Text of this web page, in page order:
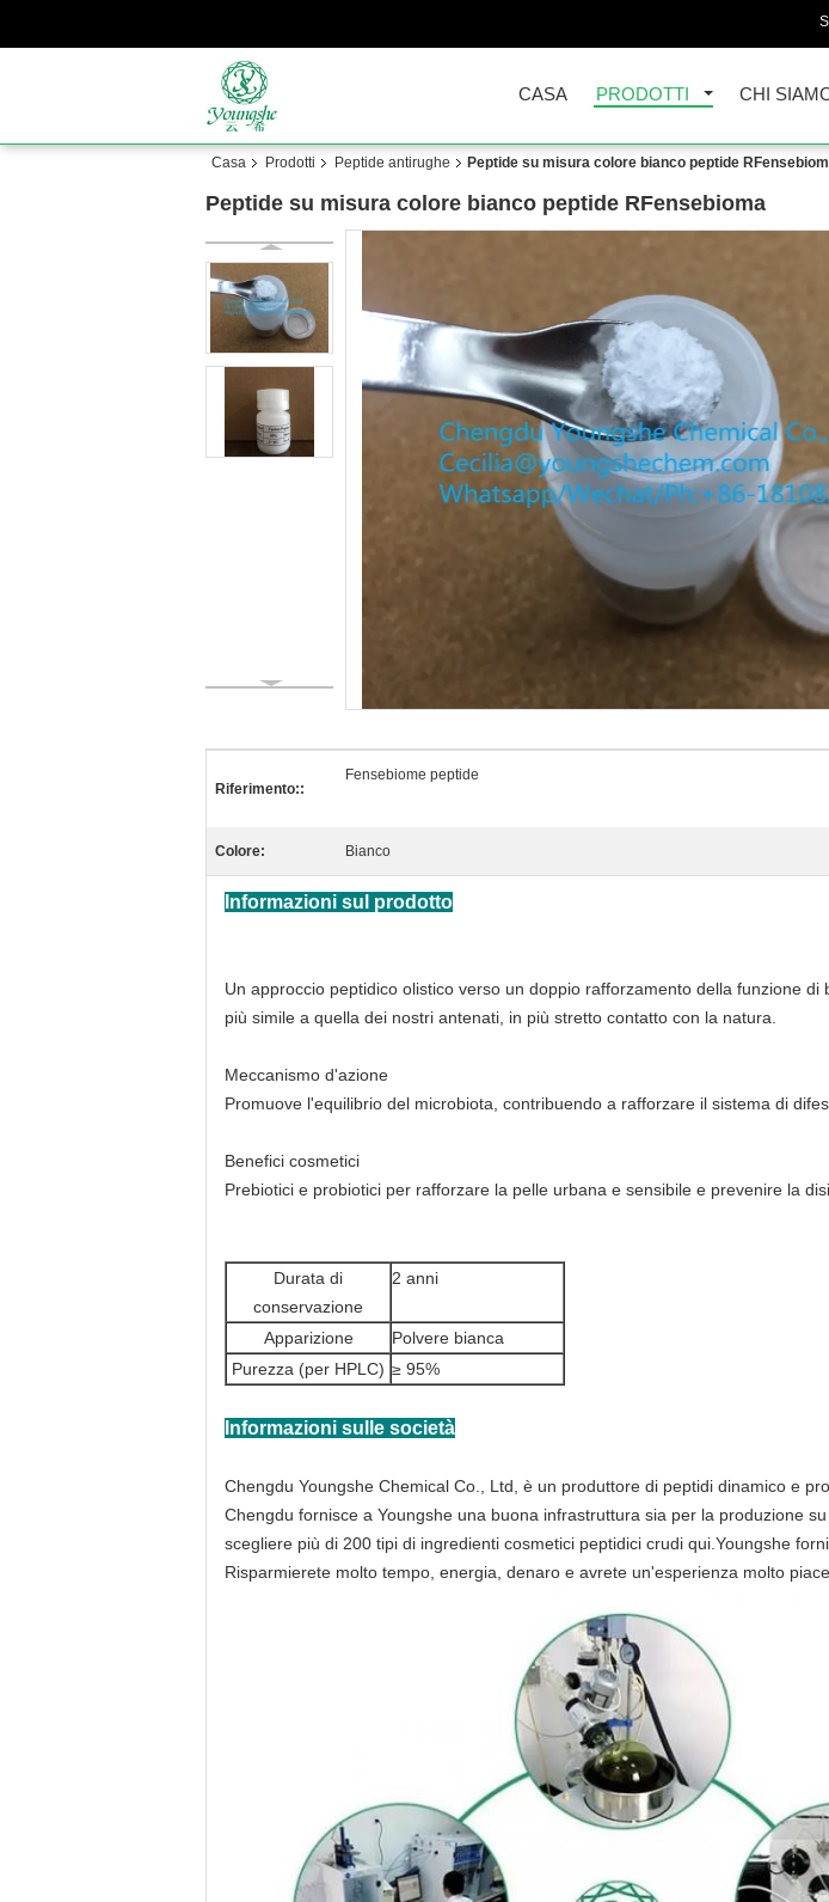
CASA PRODOTTI CHI
Casa Prodotti Peptide antirughe Peptide su misura colore bianco peptide
Peptide su misura colore bianco peptide RFensebioma
Riferimento::
Fensebiome peptide
Colore: Bianco
Informazioni sul prodotto
Un approccio peptidico olistico verso un doppio rafforzamento della funzione
più simile a quella dei nostri antenati, in più stretto contatto con la natura.
Meccanismo d'azione
Promuove l'equilibrio del microbiota, contribuendo a rafforzare il sistema di
Benefici cosmetici
Prebiotici e probiotici per rafforzare la pelle urbana e sensibile e prevenire la
Durata di
conservazione
2 anni
Apparizione
Polvere bianca
Purezza (per HPLC) ≥ 95%
Informazioni sulle società
Chengdu Youngshe Chemical Co., Ltd, è un produttore di peptidi dinamico e
Chengdu fornisce a Youngshe una buona infrastruttura sia per la produzione
scegliere più di 200 tipi di ingredienti cosmetici peptidici crudi qui.Youngshe
Risparmierete molto tempo, energia, denaro e avrete un'esperienza molto